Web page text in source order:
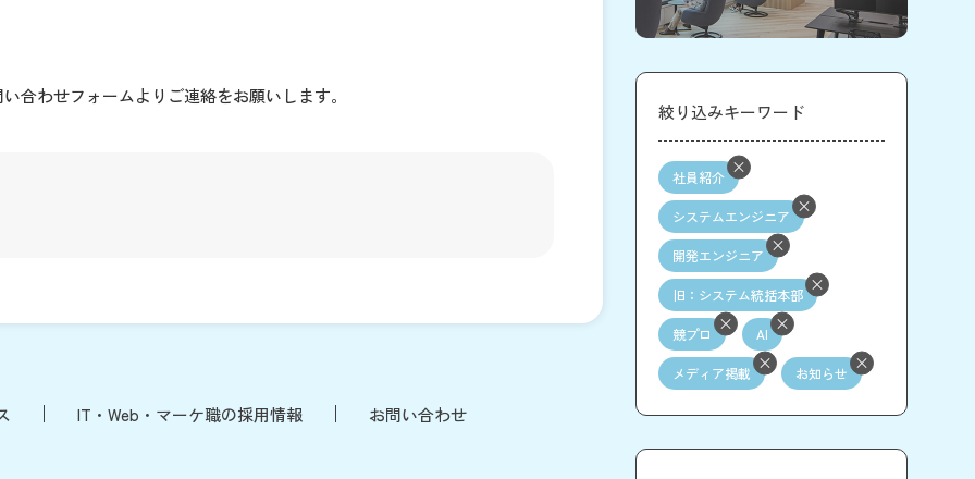
合わせフォームよりご連絡をお願いします。
IT・Web・マーケ職の採用情報 お問い合わせ
絞り込みキーワード
社員紹介
システムエンジニア
開発エンジニア
旧：システム統括本部
競プロ AI
メディア掲載 お知らせ